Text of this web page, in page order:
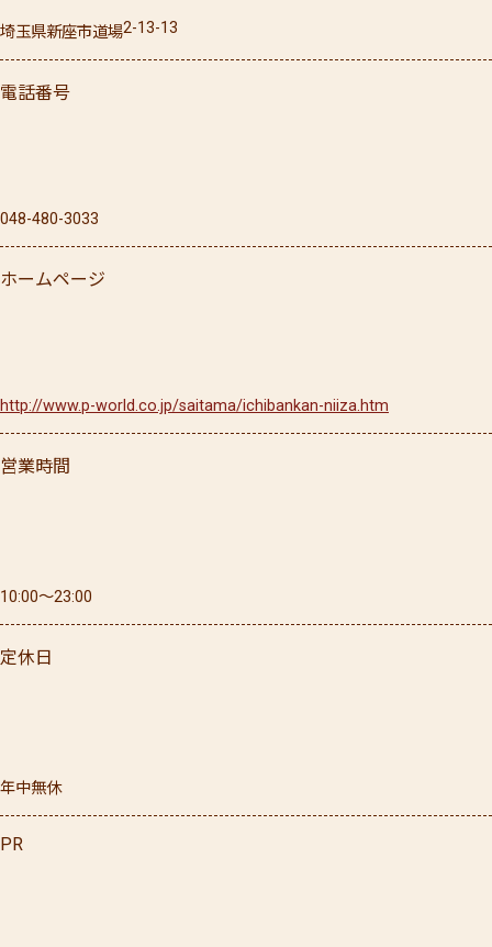
埼玉県新座市道場2-13-13
電話番号
048-480-3033
ホームページ
http://www.p-world.co.jp/saitama/ichibankan-niiza.htm
営業時間
10:00～23:00
定休日
年中無休
PR